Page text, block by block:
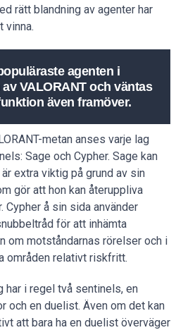
rätt blandning av agenter har
vinna.
agenten i
VALORANT och väntas
även framöver.
metan anses varje lag
Sage och Cypher. Sage kan
extra viktig på grund av sin
gör att hon kan återuppliva
Cypher å sin sida använder
för att inhämta
om motståndarnas rörelser och i
områden relativt riskfritt.
har i regel två sentinels, en
och en duelist. Även om det kan
att bara ha en duelist överväger